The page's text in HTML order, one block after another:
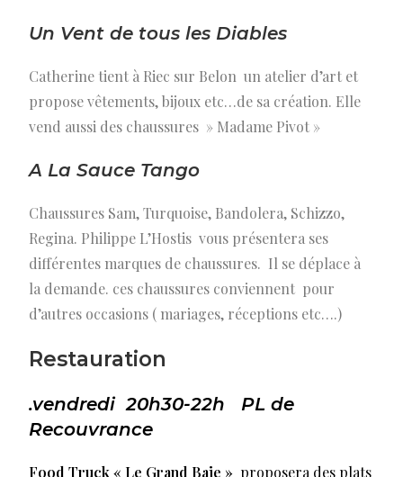
Un Vent de tous les Diables
Catherine tient à Riec sur Belon un atelier d’art et
propose vêtements, bijoux etc…de sa création. Elle
vend aussi des chaussures » Madame Pivot »
A La Sauce Tango
Chaussures Sam, Turquoise, Bandolera, Schizzo,
Regina. Philippe L’Hostis vous présentera ses
différentes marques de chaussures. Il se déplace à
la demande. ces chaussures conviennent pour
d’autres occasions ( mariages, réceptions etc….)
Restauration
.vendredi 20h30-22h PL de
Recouvrance
Food Truck « Le Grand Baie » proposera des plats